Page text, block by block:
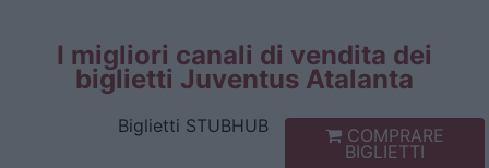
I migliori canali di vendita dei
biglietti Juventus Atalanta
Biglietti STUBHUB COMPRARE
BIGLIETTI